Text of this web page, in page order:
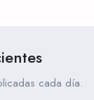
cada día.